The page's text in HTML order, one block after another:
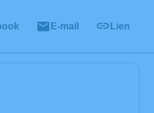
E-mail Lien